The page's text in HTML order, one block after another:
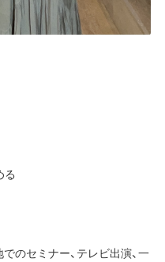
る
のセミナー、テレビ出演、一